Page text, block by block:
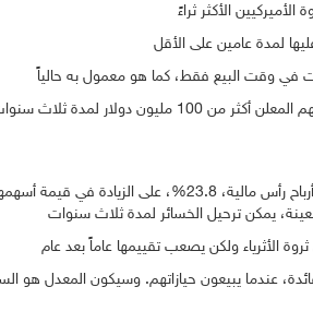
وحددت الخطة وجهين لفرض الضرائب، أولها على الأصول القابلة للتداول، مثل الأسهم، حيث من المقرر أن يدفع
عندما يبيعون حيازاتهم. وسيكون المعدل هو